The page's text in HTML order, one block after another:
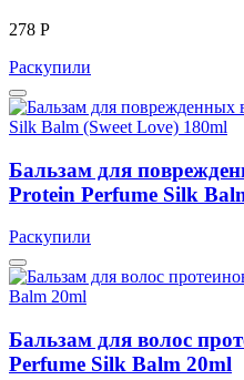
278 Р
Раскупили
Бальзам для
Protein Perfume Silk
Раскупили
Бальзам для волос
Perfume Silk Balm 20ml